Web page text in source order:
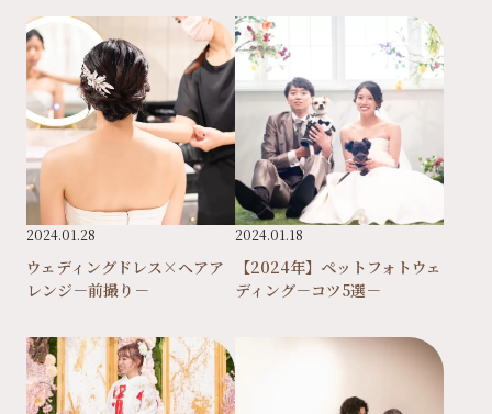
2024.01.28
ウェディングドレス×ヘアア
レンジ－前撮り－
2024.01.18
【2024年】ペットフォトウェ
ディング－コツ5選－